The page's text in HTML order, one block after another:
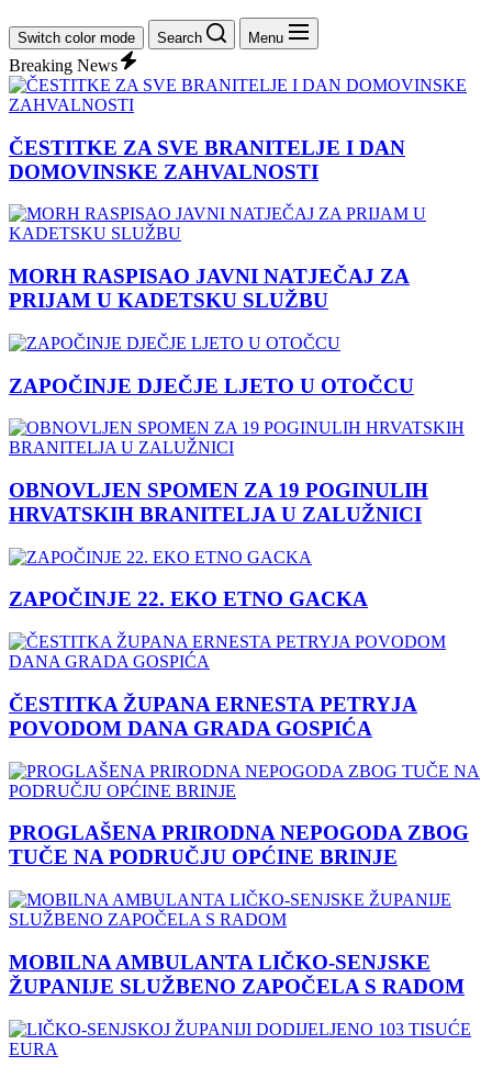
Switch color mode Search Menu
Breaking News
ČESTITKE ZA SVE BRANITELJE I DAN
DOMOVINSKE ZAHVALNOSTI
MORH RASPISAO JAVNI NATJEČAJ ZA
PRIJAM U KADETSKU SLUŽBU
ZAPOČINJE DJEČJE LJETO U OTOČCU
OBNOVLJEN SPOMEN ZA 19 POGINULIH
HRVATSKIH BRANITELJA U ZALUŽNICI
ZAPOČINJE 22. EKO ETNO GACKA
ČESTITKA ŽUPANA ERNESTA PETRYJA
POVODOM DANA GRADA GOSPIĆA
PROGLAŠENA PRIRODNA NEPOGODA ZBOG
TUČE NA PODRUČJU OPĆINE BRINJE
MOBILNA AMBULANTA LIČKO-SENJSKE
ŽUPANIJE SLUŽBENO ZAPOČELA S RADOM